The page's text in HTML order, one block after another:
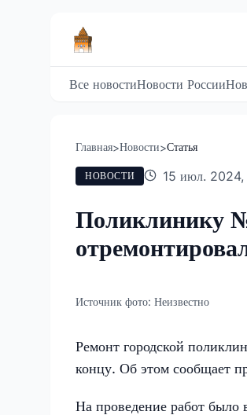
Все новостиНовости России
Главная>Новости>Статья
НОВОСТИ 15 июл. 2024,
Поликлинику
Источник фото: Неизвестно
Ремонт городской
концу. Об этом сообщает
На проведение работ было